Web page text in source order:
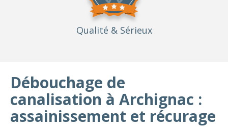
Qualité & Sérieux
Débouchage de
canalisation à Archignac :
assainissement et récurage